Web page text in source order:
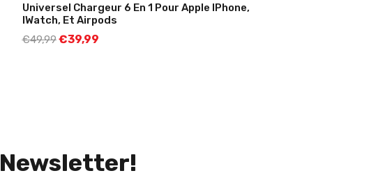
Universel Chargeur 6 En 1 Pour Apple IPhone,
IWatch, Et Airpods
€49,99€39,99
Newsletter!